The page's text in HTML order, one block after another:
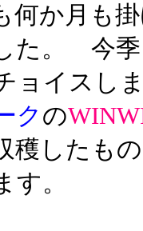
か月も掛
た。 今季
ョイスし
ク の
穫したも
。